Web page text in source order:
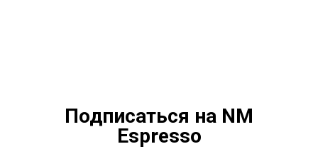
Подписаться на NM
Espresso